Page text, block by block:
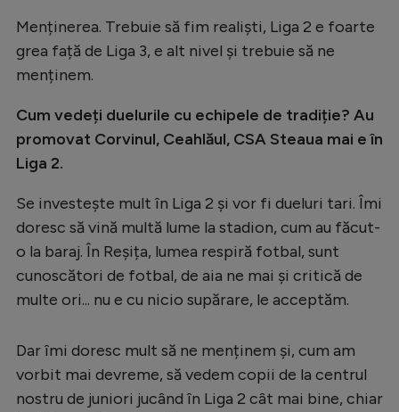
Menținerea. Trebuie să fim realiști, Liga 2 e foarte
grea față de Liga 3, e alt nivel și trebuie să ne
menținem.
Cum vedeți duelurile cu echipele de tradiție? Au
promovat Corvinul, Ceahlăul, CSA Steaua mai e în
Liga 2.
Se investește mult în Liga 2 și vor fi dueluri tari. Îmi
doresc să vină multă lume la stadion, cum au făcut-
o la baraj. În Reșița, lumea respiră fotbal, sunt
cunoscători de fotbal, de aia ne mai și critică de
multe ori... nu e cu nicio supărare, le acceptăm.
Dar îmi doresc mult să ne menținem și, cum am
vorbit mai devreme, să vedem copii de la centrul
nostru de juniori jucând în Liga 2 cât mai bine, chiar